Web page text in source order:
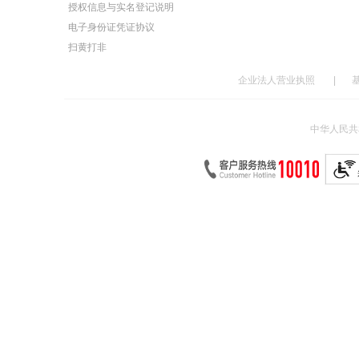
授权信息与实名登记说明
电子身份证凭证协议
扫黄打非
企业法人营业执照
中华人民